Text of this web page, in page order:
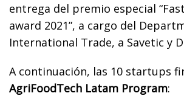
entrega del premio especial
award 2021”, a cargo del
International Trade, a Savetic y
A continuación, las 10 startups
AgriFoodTech Latam Program: